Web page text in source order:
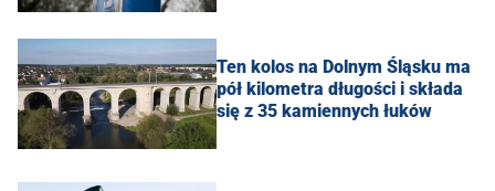
Ten kolos na Dolnym Śląsku ma
pół kilometra długości i składa
się z 35 kamiennych łuków